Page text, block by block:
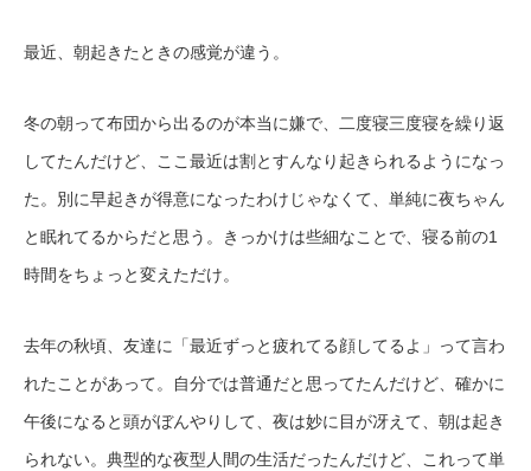
最近、朝起きたときの感覚が違う。
冬の朝って布団から出るのが本当に嫌で、二度寝三度寝を繰り返
してたんだけど、ここ最近は割とすんなり起きられるようになっ
た。別に早起きが得意になったわけじゃなくて、単純に夜ちゃん
と眠れてるからだと思う。きっかけは些細なことで、寝る前の1
時間をちょっと変えただけ。
去年の秋頃、友達に「最近ずっと疲れてる顔してるよ」って言わ
れたことがあって。自分では普通だと思ってたんだけど、確かに
午後になると頭がぼんやりして、夜は妙に目が冴えて、朝は起き
られない。典型的な夜型人間の生活だったんだけど、これって単